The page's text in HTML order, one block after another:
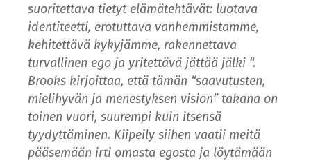
suoritettava tietyt elämätehtävät: luotava
identiteetti, erotuttava vanhemmistamme,
kehitettävä kykyjämme, rakennettava
turvallinen ego ja yritettävä jättää jälki “.
Brooks kirjoittaa, että tämän “saavutusten,
mielihyvän ja menestyksen vision” takana on
toinen vuori, suurempi kuin itsensä
tyydyttäminen. Kiipeily siihen vaatii meitä
pääsemään irti omasta egosta ja löytämään